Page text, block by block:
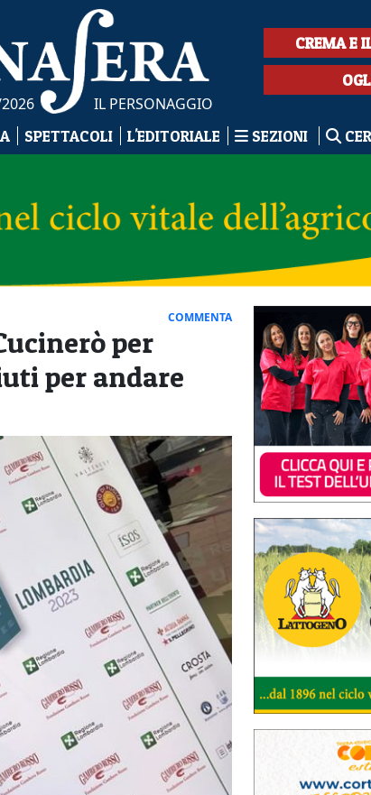
IL PERSONAGGIO
CREMA E
SPETTACOLI L'EDITORIALE SEZIONI
COMMENTA
per
per andare